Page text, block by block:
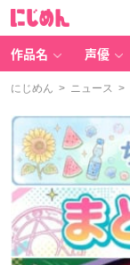
作品名 声優
にじめん > ニュース >